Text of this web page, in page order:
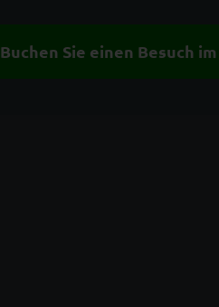
Buchen Sie einen Besuch